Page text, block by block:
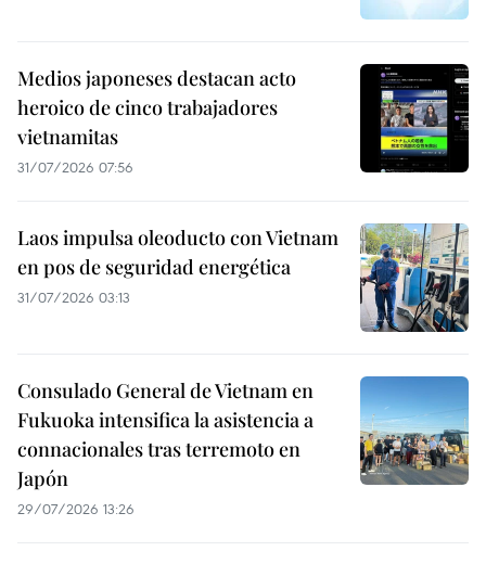
Medios japoneses destacan acto
heroico de cinco trabajadores
vietnamitas
31/07/2026 07:56
Laos impulsa oleoducto con Vietnam
en pos de seguridad energética
31/07/2026 03:13
Consulado General de Vietnam en
Fukuoka intensifica la asistencia a
connacionales tras terremoto en
Japón
29/07/2026 13:26